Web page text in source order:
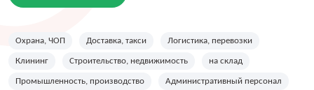
Охрана, ЧОП Доставка, такси Логистика, перевозки
Клининг Строительство, недвижимость на склад
Промышленность, производство Административный персонал